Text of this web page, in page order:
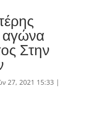
αγώνα
Στην
27, 2021 15:33 |